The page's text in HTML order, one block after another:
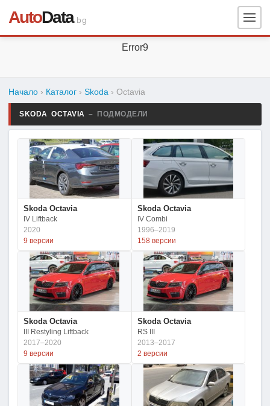
AutoData.bg
Error9
Начало › Каталог › Skoda › Octavia
SKODA OCTAVIA – ПОДМОДЕЛИ
Skoda Octavia
IV Liftback
2020
9 версии
Skoda Octavia
IV Combi
1996–2019
158 версии
Skoda Octavia
III Restyling Liftback
2017–2020
9 версии
Skoda Octavia
RS III
2013–2017
2 версии